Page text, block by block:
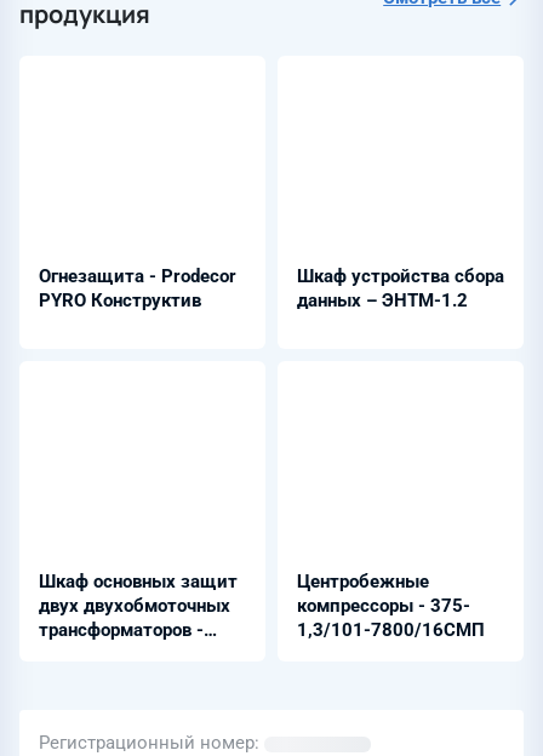
продукция
Огнезащита - Prodecor
PYRO Конструктив
Шкаф устройства сбора
данных – ЭНТМ-1.2
Шкаф основных защит
двух двухобмоточных
трансформаторов -
Центробежные
компрессоры - 375-
1,3/101-7800/16СМП
Регистрационный номер